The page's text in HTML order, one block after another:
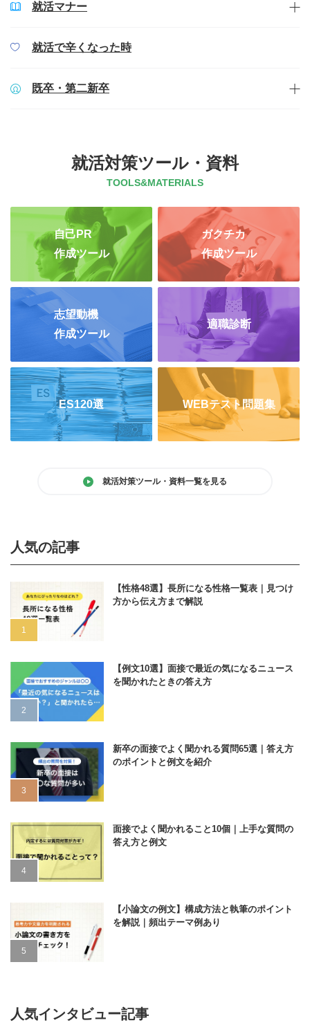
就活マナー
就活で辛くなった時
既卒・第二新卒
就活対策ツール・資料
TOOLS&MATERIALS
自己PR
作成ツール
ガクチカ
作成ツール
志望動機
作成ツール
適職診断
ES120選 WEBテスト問題集
就活対策ツール・資料一覧を見る
人気の記事
【性格48選】長所になる性格一覧表｜見つけ
方から伝え方まで解説
【例文10選】面接で最近の気になるニュース
を聞かれたときの答え方
新卒の面接でよく聞かれる質問65選｜答え方
のポイントと例文を紹介
面接でよく聞かれること10個｜上手な質問の
答え方と例文
【小論文の例文】構成方法と執筆のポイント
を解説｜頻出テーマ例あり
人気インタビュー記事